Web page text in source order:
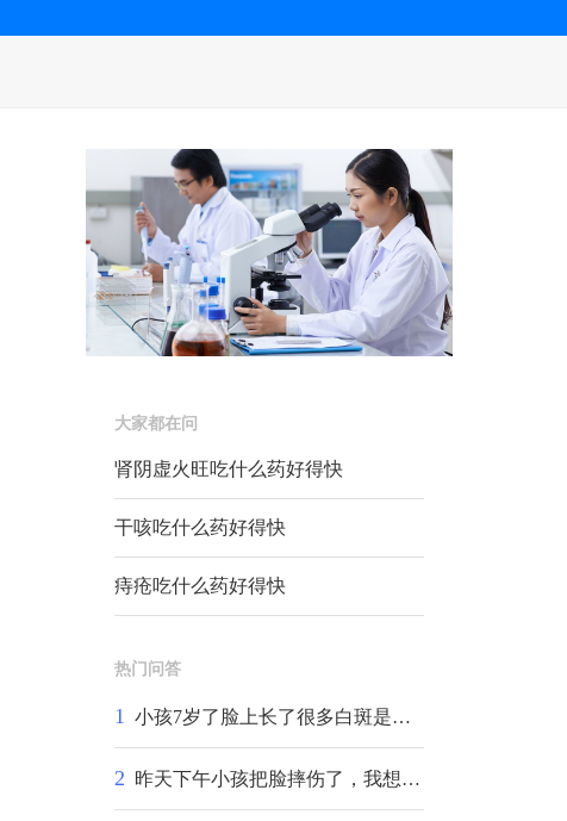
大家都在问
肾阴虚火旺吃什么药好得快
干咳吃什么药好得快
痔疮吃什么药好得快
热门问答
1 小孩7岁了脸上长了很多白斑是怎么回事呢
2 昨天下午小孩把脸摔伤了，我想问问你可以用芦荟胶抹吗？以后会不会留下疤痕呀